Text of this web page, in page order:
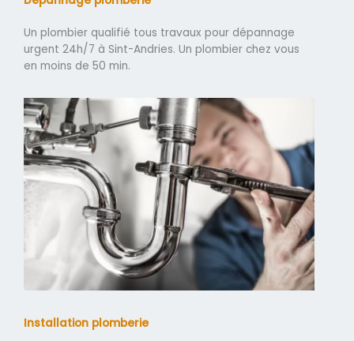
Un plombier qualifié tous travaux pour dépannage
urgent 24h/7 à Sint-Andries. Un plombier chez vous
en moins de 50 min.
Installation plomberie